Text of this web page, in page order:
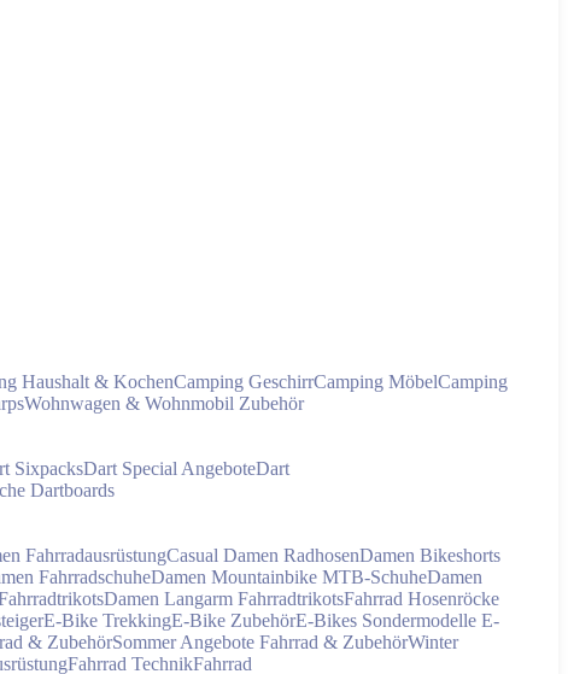
Haushalt & KochenCamping GeschirrCamping MöbelCamping
Wohnwagen & Wohnmobil Zubehör
SixpacksDart Special AngeboteDart
Dartboards
FahrradausrüstungCasual Damen RadhosenDamen Bikeshorts
FahrradschuheDamen Mountainbike MTB-SchuheDamen
Damen Langarm FahrradtrikotsFahrrad Hosenröcke
E-Bike TrekkingE-Bike ZubehörE-Bikes Sondermodelle E-
& ZubehörSommer Angebote Fahrrad & ZubehörWinter
Fahrrad TechnikFahrrad